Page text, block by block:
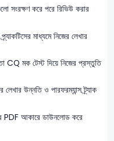
সংরক্ষণ করে পরে রিভিউ করার
মাধ্যমে নিজের লেখার
CQ মক টেস্ট দিয়ে নিজের প্রস্তুতি
উন্নতি ও পারফরম্যান্স ট্র্যাক
আকারে ডাউনলোড করে